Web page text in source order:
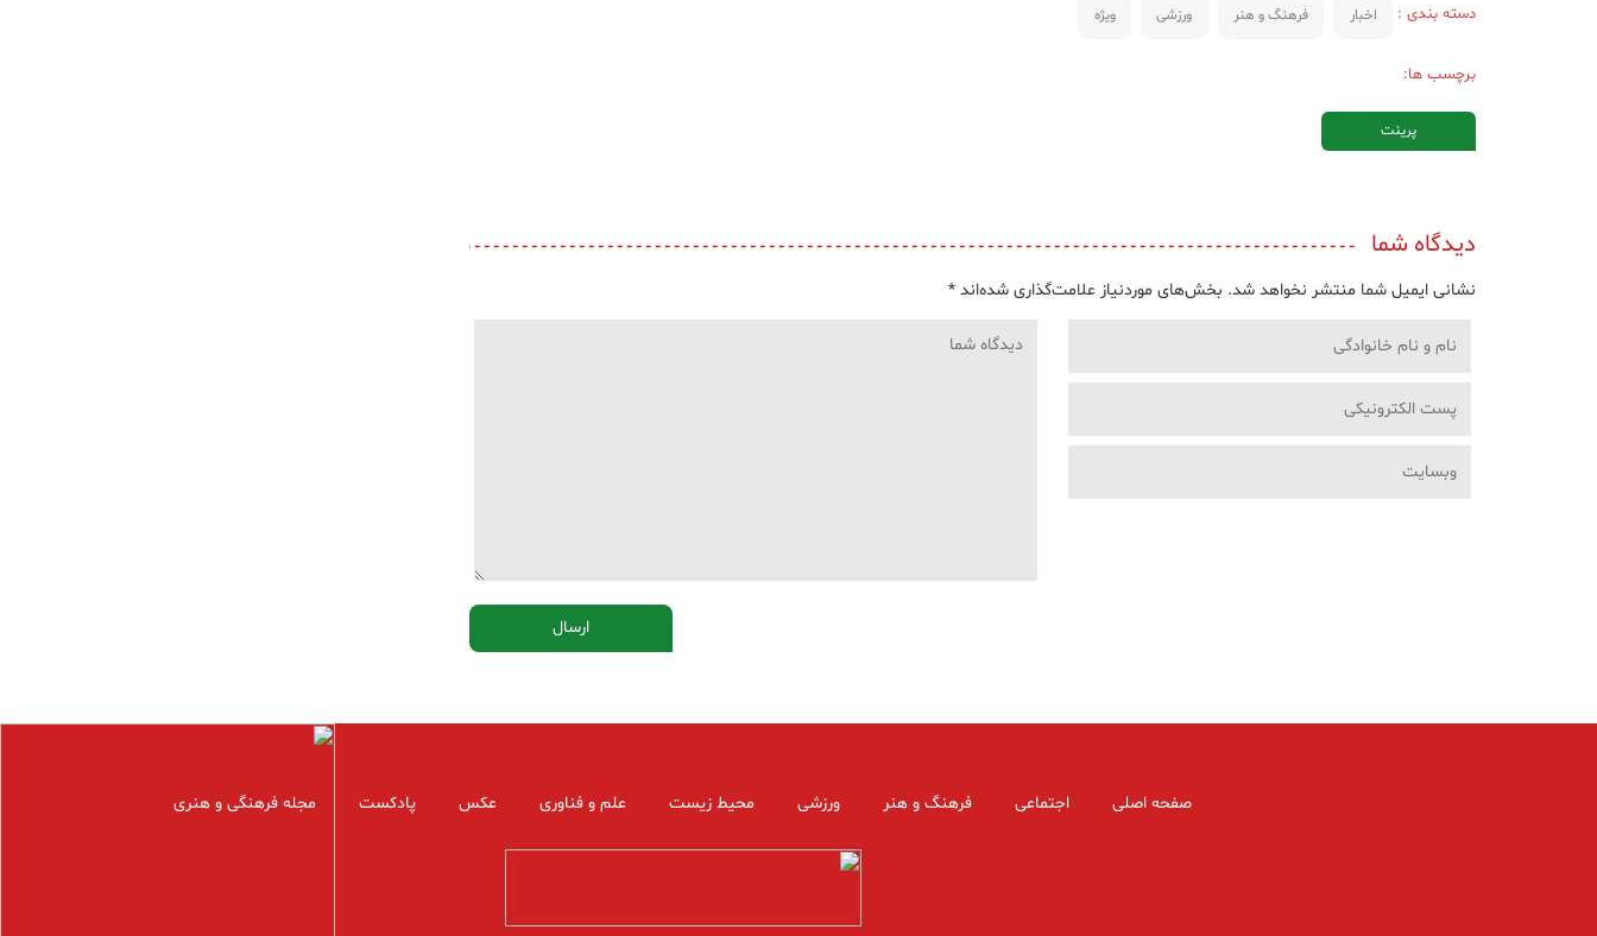
دسته بندی : اخبار فرهنگ و هنر ورزشی ویژه
برچسب ها:
پرینت
دیدگاه شما
نشانی ایمیل شما منتشر نخواهد شد. بخش‌های موردنیاز علامت‌گذاری شده‌اند *
صفحه اصلی اجتماعی فرهنگ و هنر ورزشی محیط زیست علم و فناوری عکس پادکست مجله فرهنگی و هنری